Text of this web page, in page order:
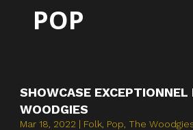
POP
SHOWCASE
WOODGIES
Mar 18, 2022 | Folk Pop ,The